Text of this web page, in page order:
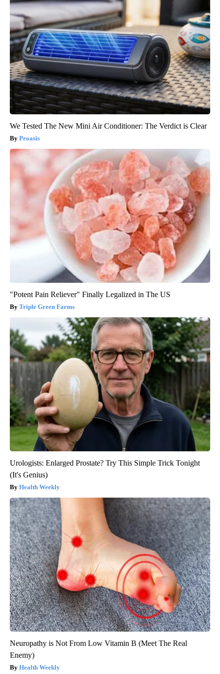
We Tested The New Mini Air Conditioner: The Verdict is Clear
Peoasis
"Potent Pain Reliever" Finally Legalized in The US
Triple Green Farms
Urologists: Enlarged Prostate? Try This Simple Trick Tonight
(It's Genius)
Health Weekly
Neuropathy is Not From Low Vitamin B (Meet The Real
Enemy)
Health Weekly